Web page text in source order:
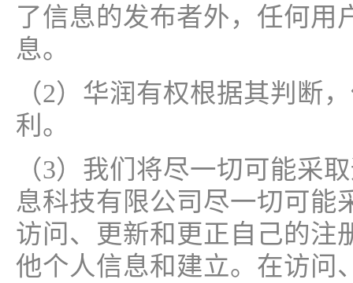
了信息的发布者外，任何用
息。
（2）华润有权根据其判断
利。
（3）我们将尽一切可能采
息科技有限公司尽一切可能
访问、更新和更正自己的注
他个人信息和建立。在访问